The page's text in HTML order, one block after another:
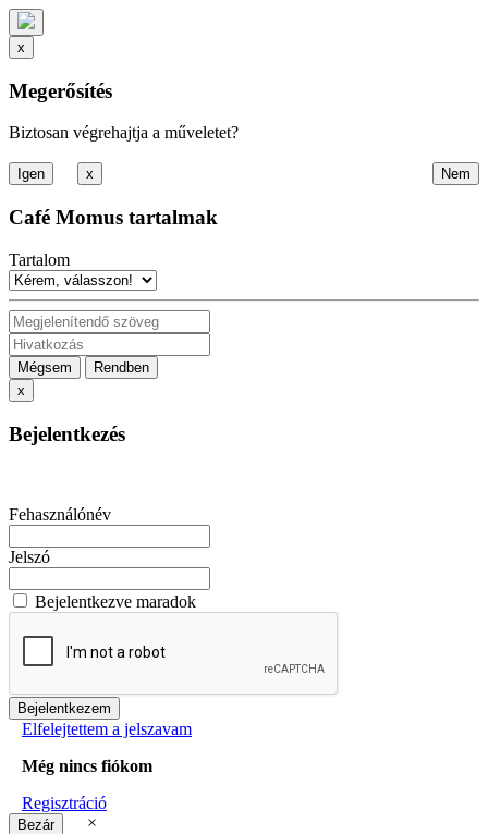
x
Megerősítés
Biztosan végrehajtja a műveletet?
x
Café Momus tartalmak
Tartalom
Mégsem
Rendben
x
Bejelentkezés
Fehasználónév
Jelszó
Bejelentkezve maradok
Elfelejtettem a jelszavam
Még nincs fiókom
Regisztráció
×